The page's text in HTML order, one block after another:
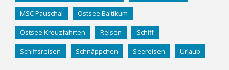
MSC Pauschal Ostsee Baltikum
Ostsee Kreuzfahrten Reisen Schiff
Schiffsreisen Schnäppchen Seereisen Urlaub